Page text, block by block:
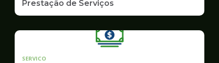
Prestação de Serviços
SERVICO